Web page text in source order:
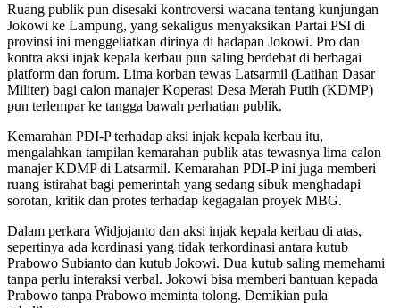
Ruang publik pun disesaki kontroversi wacana tentang kunjungan
Jokowi ke Lampung, yang sekaligus menyaksikan Partai PSI di
provinsi ini menggeliatkan dirinya di hadapan Jokowi. Pro dan
kontra aksi injak kepala kerbau pun saling berdebat di berbagai
platform dan forum. Lima korban tewas Latsarmil (Latihan Dasar
Militer) bagi calon manajer Koperasi Desa Merah Putih (KDMP)
pun terlempar ke tangga bawah perhatian publik.
Kemarahan PDI-P terhadap aksi injak kepala kerbau itu,
mengalahkan tampilan kemarahan publik atas tewasnya lima calon
manajer KDMP di Latsarmil. Kemarahan PDI-P ini juga memberi
ruang istirahat bagi pemerintah yang sedang sibuk menghadapi
sorotan, kritik dan protes terhadap kegagalan proyek MBG.
Dalam perkara Widjojanto dan aksi injak kepala kerbau di atas,
sepertinya ada kordinasi yang tidak terkordinasi antara kutub
Prabowo Subianto dan kutub Jokowi. Dua kutub saling memehami
tanpa perlu interaksi verbal. Jokowi bisa memberi bantuan kepada
Prabowo tanpa Prabowo meminta tolong. Demikian pula